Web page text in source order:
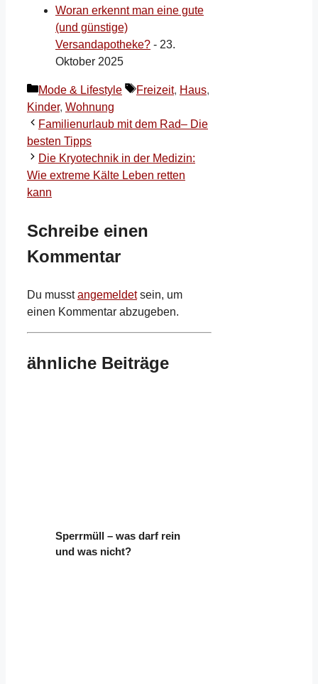
Woran erkennt man eine gute
(und günstige)
Versandapotheke? - 23.
Oktober 2025
Kategorien
Mode & Lifestyle Schlagwörter
Freizeit, Haus,
Kinder, Wohnung
Familienurlaub mit dem Rad– Die
besten Tipps
Die Kryotechnik in der Medizin:
Wie extreme Kälte Leben retten
kann
Schreibe einen
Kommentar
Du musstangemeldetsein, um
einen Kommentar abzugeben.
ähnliche Beiträge
Sperrmüll – was darf rein
und was nicht?